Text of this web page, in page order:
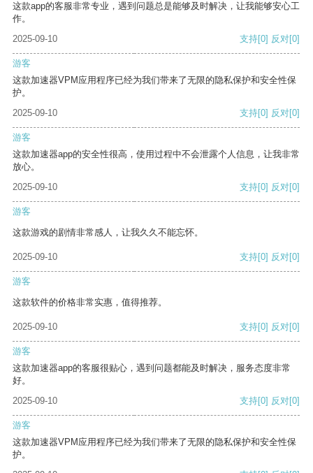
这款app的客服非常专业，遇到问题总是能够及时解决，让我能够安心工
作。
2025-09-10
支持[0] 反对[0]
游客
这款加速器VPM应用程序已经为我们带来了无限的隐私保护和安全性保
护。
2025-09-10
支持[0] 反对[0]
游客
这款加速器app的安全性很高，使用过程中不会泄露个人信息，让我非常
放心。
2025-09-10
支持[0] 反对[0]
游客
这款游戏的剧情非常感人，让我久久不能忘怀。
2025-09-10 支持[0] 反对[0]
游客
这款软件的价格非常实惠，值得推荐。
2025-09-10 支持[0] 反对[0]
游客
这款加速器app的客服很贴心，遇到问题都能及时解决，服务态度非常
好。
2025-09-10
支持[0] 反对[0]
游客
这款加速器VPM应用程序已经为我们带来了无限的隐私保护和安全性保
护。